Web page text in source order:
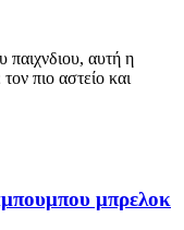
παιχνδιου, αυτή η
πιο αστείο και
μπρελοκ